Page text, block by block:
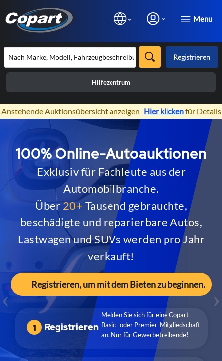
Menu
Registrieren
Hilfezentrum
×
Anstehende Auktionsübersicht anzeigen Hier klickenfür Details
100% Online-Autoauktionen
Exklusiv für Fachleute aus der
Automobilbranche.
Über 20+ Tausend gebrauchte,
beschädigte und reparierbare Autos,
Lastwagen und SUVs werden pro Jahr
verkauft!
Registrieren, um mit dem Bieten zu beginnen.
1 Registrieren
Melden Sie sich für eine Copart
Basic- oder Premier-Mitgliedschaft
an. Nur für Gewerbetreibende!
Copart Inventory
Greifen Sie auf unsere Auktionen von Fahrzeugen
aus Mietwagen- und Leasingflotten zu.
Leasing Mietwagen